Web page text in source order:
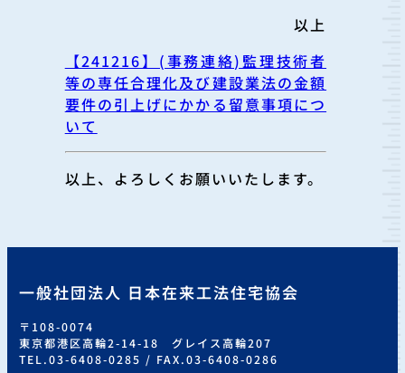
以上
【241216】(事務連絡)監理技術者
等の専任合理化及び建設業法の金額
要件の引上げにかかる留意事項につ
いて
以上、よろしくお願いいたします。
一般社団法人 日本在来工法住宅協会
〒108-0074
東京都港区高輪2-14-18 グレイス高輪207
TEL.03-6408-0285 / FAX.03-6408-0286